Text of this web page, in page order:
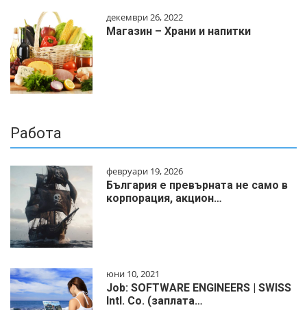
декември 26, 2022
Магазин – Храни и напитки
Работа
февруари 19, 2026
България е превърната не само в
корпорация, акцион…
юни 10, 2021
Job: SOFTWARE ENGINEERS | SWISS
Intl. Co. (заплата…